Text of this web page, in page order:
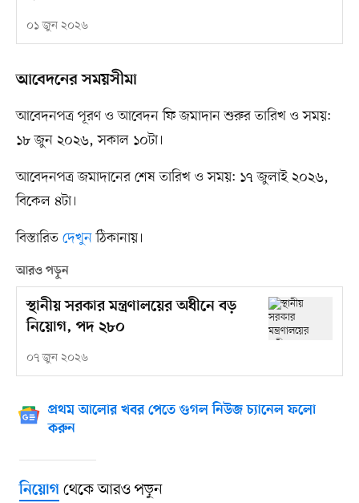
০১ জুন ২০২৬
আবেদনের সময়সীমা
আবেদনপত্র পূরণ ও আবেদন ফি জমাদান শুরুর তারিখ ও সময়:
১৮ জুন ২০২৬, সকাল ১০টা।
আবেদনপত্র জমাদানের শেষ তারিখ ও সময়: ১৭ জুলাই ২০২৬,
বিকেল ৪টা।
বিস্তারিত দেখুনঠিকানায়।
আরও পড়ুন
স্থানীয় সরকার মন্ত্রণালয়ের অধীনে বড়
নিয়োগ, পদ ২৮০
০৭ জুন ২০২৬
প্রথম আলোর খবর পেতে গুগল নিউজ চ্যানেল ফলো
করুন
নিয়োগথেকে আরও পড়ুন